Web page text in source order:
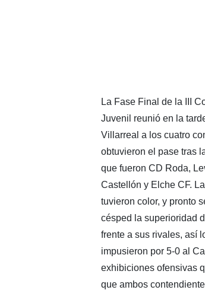
La Fase Final de la III
Juvenil reunió en la
Villarreal a los cuatro
obtuvieron el pase tras
que fueron CD Roda,
Castellón y Elche CF.
tuvieron color, y pronto
césped la superioridad
frente a sus rivales, así
impusieron por 5-0 al
exhibiciones ofensivas
que ambos